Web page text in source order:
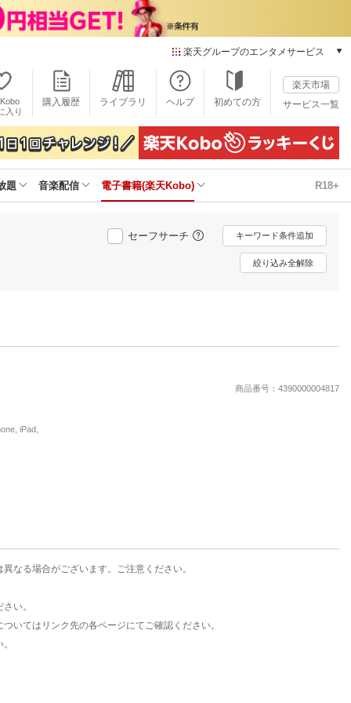
楽天グループのエンタメサービス
本/ゲーム/CD/DVD
楽天ブックス
電子書籍
楽天Kobo
雑誌読み放題
楽天ミュージック
動画配信
楽天TV
動画配信ガイド
推し楽
入り
購入履歴 ライブラリ ヘルプ 初めての方
楽天市場
サービス一覧
題 音楽配信 電子書籍(楽天Kobo) R18+
セーフサーチ キーワード条件追加
絞り込み全解除
商品番号：4390000004817
iPad,
なる場合がございます。ご注意ください。
い。
いてはリンク先の各ページにてご確認ください。